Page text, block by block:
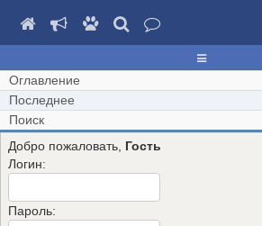
Оглавление
Последнее
Поиск
Добро пожаловать, Гость
Логин:
Пароль: